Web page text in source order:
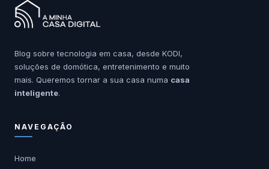
Blog sobre tecnologia em casa, desde KODI,
soluções de domótica, entretenimento e muito
mais. Queremos tornar a sua casa numa casa
inteligente.
NAVEGAÇÃO
Home